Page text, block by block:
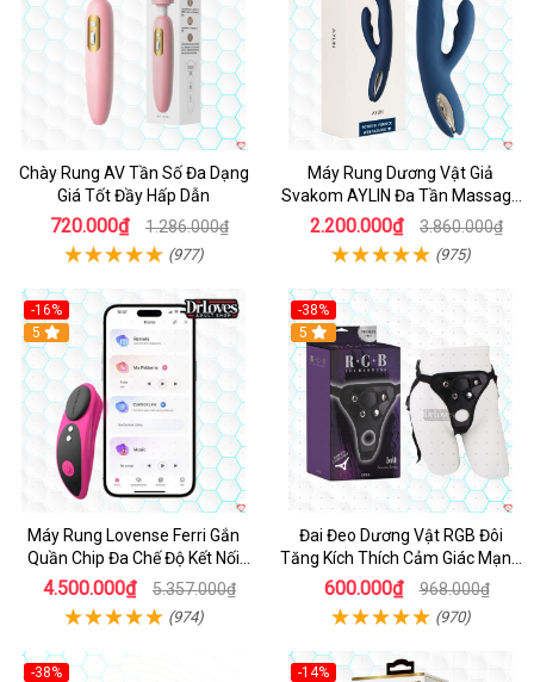
Chày Rung AV Tần Số Đa Dạng
Giá Tốt Đầy Hấp Dẫn
720.000₫ 1.286.000₫
(977)
Máy Rung Dương Vật Giả
Svakom AYLIN Đa Tần Massage
Sướng
2.200.000₫ 3.860.000₫
(975)
-16%
Hot
5
Máy Rung Lovense Ferri Gắn
Quần Chip Đa Chế Độ Kết Nối
App
4.500.000₫ 5.357.000₫
(974)
-38%
Hot
5
Đai Đeo Dương Vật RGB Đôi
Tăng Kích Thích Cảm Giác Mạnh
Mẽ
600.000₫ 968.000₫
(970)
-38%
-14%